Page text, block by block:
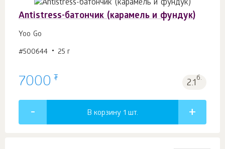
Antistress-батончик (карамель и фундук)
Yoo Gо
#500644 25 г
7000 ₮ 2.1б.
В корзину 1 шт.